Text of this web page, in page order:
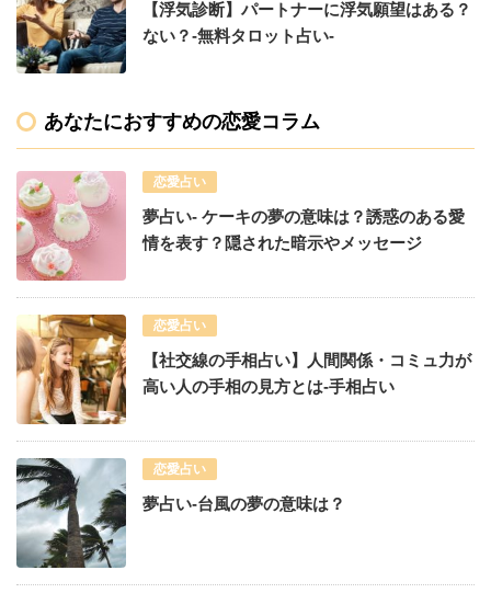
【浮気診断】パートナーに浮気願望はある？
ない？-無料タロット占い-
あなたにおすすめの恋愛コラム
恋愛占い
夢占い- ケーキの夢の意味は？誘惑のある愛
情を表す？隠された暗示やメッセージ
恋愛占い
【社交線の手相占い】人間関係・コミュ力が
高い人の手相の見方とは-手相占い
恋愛占い
夢占い-台風の夢の意味は？